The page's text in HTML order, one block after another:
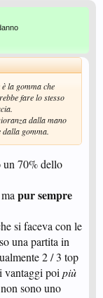
la gomma che
fare lo stesso
dalla mano
gomma.
un 70% dello
pur sempre
si faceva con le
una partita in
2 / 3 top
vantaggi poi più
sono uno